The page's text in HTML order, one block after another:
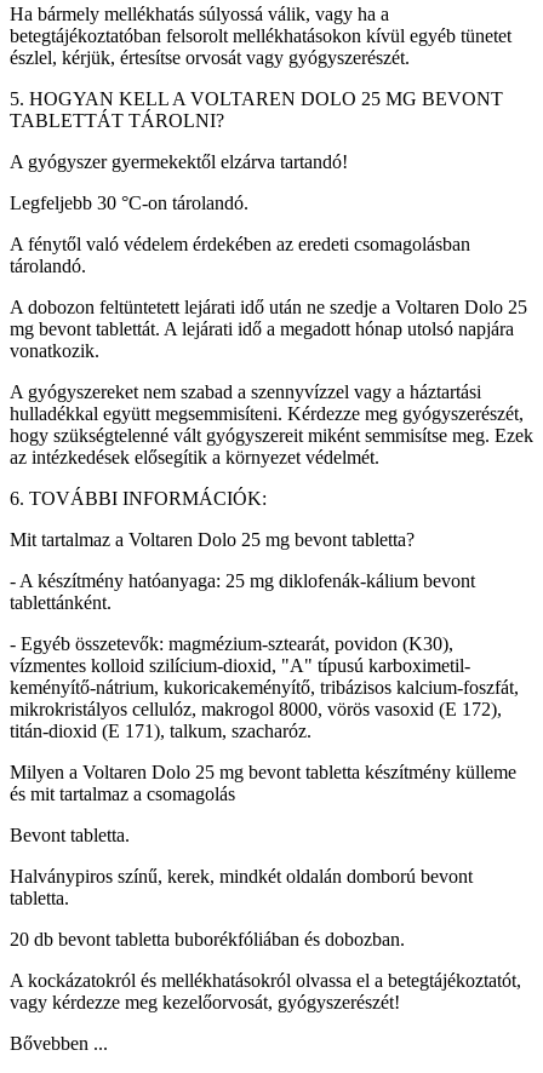
Ha bármely mellékhatás súlyossá válik, vagy ha a
betegtájékoztatóban felsorolt mellékhatásokon kívül egyéb tünetet
észlel, kérjük, értesítse orvosát vagy gyógyszerészét.
5. HOGYAN KELL A VOLTAREN DOLO 25 MG BEVONT
TABLETTÁT TÁROLNI?
A gyógyszer gyermekektől elzárva tartandó!
Legfeljebb 30 °C-on tárolandó.
A fénytől való védelem érdekében az eredeti csomagolásban
tárolandó.
A dobozon feltüntetett lejárati idő után ne szedje a Voltaren Dolo 25
mg bevont tablettát. A lejárati idő a megadott hónap utolsó napjára
vonatkozik.
A gyógyszereket nem szabad a szennyvízzel vagy a háztartási
hulladékkal együtt megsemmisíteni. Kérdezze meg gyógyszerészét,
hogy szükségtelenné vált gyógyszereit miként semmisítse meg. Ezek
az intézkedések elősegítik a környezet védelmét.
6. TOVÁBBI INFORMÁCIÓK:
Mit tartalmaz a Voltaren Dolo 25 mg bevont tabletta?
- A készítmény hatóanyaga: 25 mg diklofenák-kálium bevont
tablettánként.
- Egyéb összetevők: magmézium-sztearát, povidon (K30),
vízmentes kolloid szilícium-dioxid, "A" típusú karboximetil-
keményítő-nátrium, kukoricakeményítő, tribázisos kalcium-foszfát,
mikrokristályos cellulóz, makrogol 8000, vörös vasoxid (E 172),
titán-dioxid (E 171), talkum, szacharóz.
Milyen a Voltaren Dolo 25 mg bevont tabletta készítmény külleme
és mit tartalmaz a csomagolás
Bevont tabletta.
Halványpiros színű, kerek, mindkét oldalán domború bevont
tabletta.
20 db bevont tabletta buborékfóliában és dobozban.
A kockázatokról és mellékhatásokról olvassa el a betegtájékoztatót,
vagy kérdezze meg kezelőorvosát, gyógyszerészét!
Bővebben ...